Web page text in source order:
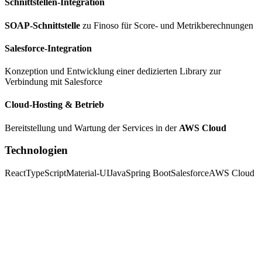
Schnittstellen-Integration
SOAP-Schnittstelle zu Finoso für Score- und Metrikberechnungen
Salesforce-Integration
Konzeption und Entwicklung einer dedizierten Library zur
Verbindung mit Salesforce
Cloud-Hosting & Betrieb
Bereitstellung und Wartung der Services in der AWS Cloud
Technologien
ReactTypeScriptMaterial-UIJavaSpring BootSalesforceAWS Cloud